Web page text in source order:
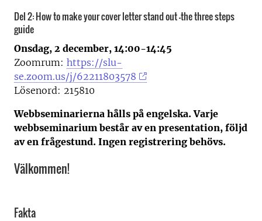
Del 2: How to make your cover letter stand out –the three steps
guide
Onsdag, 2 december, 14:00-14:45
Zoomrum: https://slu-
se.zoom.us/j/62211803578
Lösenord: 215810
Webbseminarierna hålls på engelska. Varje
webbseminarium består av en presentation, följd
av en frågestund. Ingen registrering behövs.
Välkommen!
Fakta